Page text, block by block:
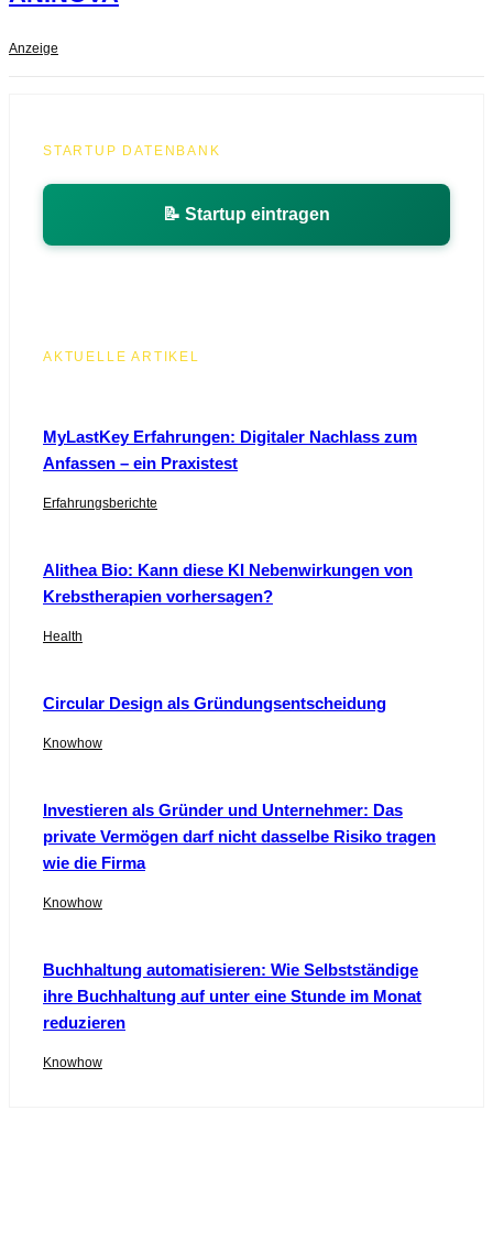
Anzeige
STARTUP DATENBANK
📝 Startup eintragen
AKTUELLE ARTIKEL
MyLastKey Erfahrungen: Digitaler Nachlass zum
Anfassen – ein Praxistest
Erfahrungsberichte
Alithea Bio: Kann diese KI Nebenwirkungen von
Krebstherapien vorhersagen?
Health
Circular Design als Gründungsentscheidung
Knowhow
Investieren als Gründer und Unternehmer: Das
private Vermögen darf nicht dasselbe Risiko tragen
wie die Firma
Knowhow
Buchhaltung automatisieren: Wie Selbstständige
ihre Buchhaltung auf unter eine Stunde im Monat
reduzieren
Knowhow